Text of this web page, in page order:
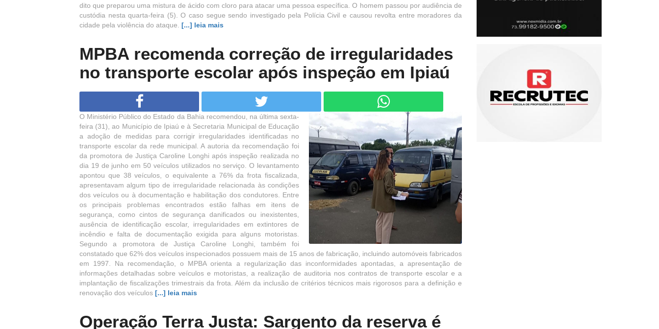
dito que preparou uma mistura de ácido com cloro para atacar uma pessoa específica. O homem passou por audiência de
custódia nesta quarta-feira (5). O caso segue sendo investigado pela Polícia Civil e causou revolta entre moradores da
cidade pela violência do ataque. [...] leia mais
MPBA recomenda correção de irregularidades
no transporte escolar após inspeção em Ipiaú
O Ministério Público do Estado da Bahia recomendou, na última sexta-
feira (31), ao Município de Ipiaú e à Secretaria Municipal de Educação
a adoção de medidas para corrigir irregularidades identificadas no
transporte escolar da rede municipal. A autoria da recomendação foi
da promotora de Justiça Caroline Longhi após inspeção realizada no
dia 19 de junho em 50 veículos utilizados no serviço. O levantamento
apontou que 38 veículos, o equivalente a 76% da frota fiscalizada,
apresentavam algum tipo de irregularidade relacionada às condições
dos veículos ou à documentação e habilitação dos condutores. Entre
os principais problemas encontrados estão falhas em itens de
segurança, como cintos de segurança danificados ou inexistentes,
ausência de identificação escolar, irregularidades em extintores de
incêndio e falta de documentação exigida para alguns motoristas.
Segundo a promotora de Justiça Caroline Longhi, também foi
constatado que 62% dos veículos inspecionados possuem mais de 15 anos de fabricação, incluindo automóveis fabricados
em 1997. Na recomendação, o MPBA orienta a regularização das inconformidades apontadas, a apresentação de
informações detalhadas sobre veículos e motoristas, a realização de auditoria nos contratos de transporte escolar e a
implantação de fiscalizações trimestrais da frota. Além da inclusão de critérios técnicos mais rigorosos para a definição e
renovação dos veículos [...] leia mais
Operação Terra Justa: Sargento da reserva é